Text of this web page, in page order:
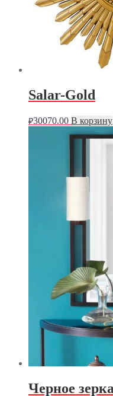
Salar-Gold
₽30070.00 В корзину
Черное